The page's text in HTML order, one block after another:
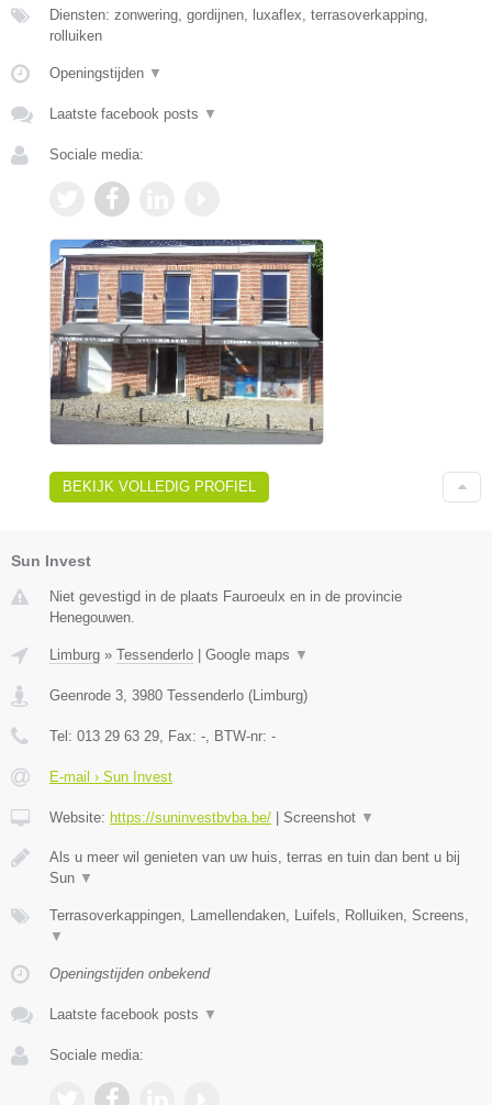
Diensten: zonwering, gordijnen, luxaflex, terrasoverkapping,
rolluiken
Openingstijden ▼
Laatste facebook posts ▼
Sociale media:
BEKIJK VOLLEDIG PROFIEL
Sun Invest
Niet gevestigd in de plaats Fauroeulx en in de provincie
Henegouwen.
Limburg » Tessenderlo Google maps ▼
Geenrode 3 3980 Tessenderlo ( Limburg)
Tel: 013 29 63 29 , Fax: - , BTW-nr: -
E-mail › Sun Invest
Website: https://suninvestbvba.be/ Screenshot ▼
Als u meer wil genieten van uw huis, terras en tuin dan bent u bij
Sun ▼
Terrasoverkappingen, Lamellendaken, Luifels, Rolluiken, Screens,
▼
Openingstijden onbekend
Laatste facebook posts ▼
Sociale media: